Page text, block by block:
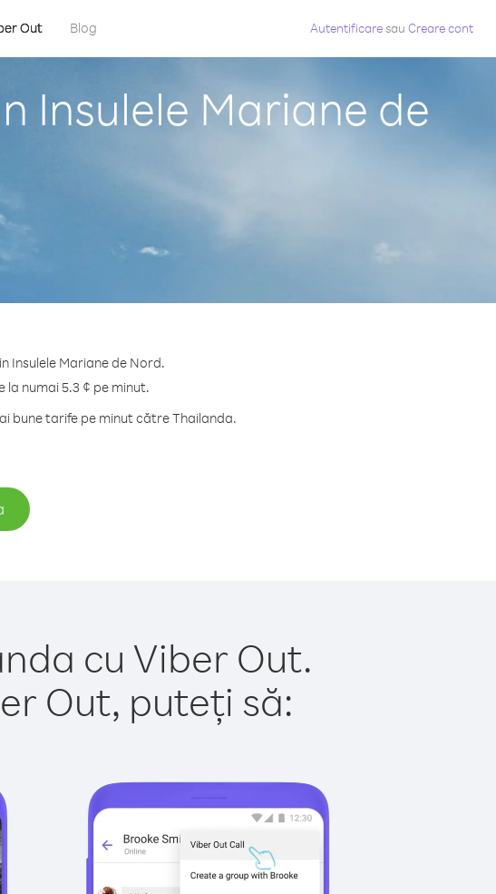
Out Blog Autentificaresau Creare cont
Insulele Mariane de
Insulele Mariane de Nord.
la numai 5.3 ¢ pe minut.
bune tarife pe minut către Thailanda.
cu Viber Out.
Out, puteți să: